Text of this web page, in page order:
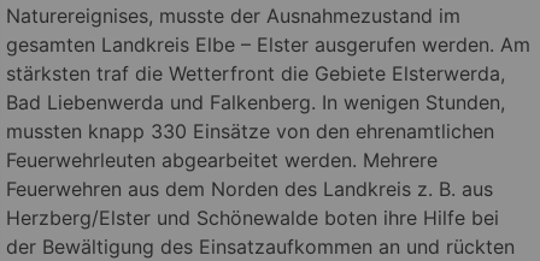
Naturereignises, musste der Ausnahmezustand im
gesamten Landkreis Elbe – Elster ausgerufen werden. Am
stärksten traf die Wetterfront die Gebiete Elsterwerda,
Bad Liebenwerda und Falkenberg. In wenigen Stunden,
mussten knapp 330 Einsätze von den ehrenamtlichen
Feuerwehrleuten abgearbeitet werden. Mehrere
Feuerwehren aus dem Norden des Landkreis z. B. aus
Herzberg/Elster und Schönewalde boten ihre Hilfe bei
der Bewältigung des Einsatzaufkommen an und rückten